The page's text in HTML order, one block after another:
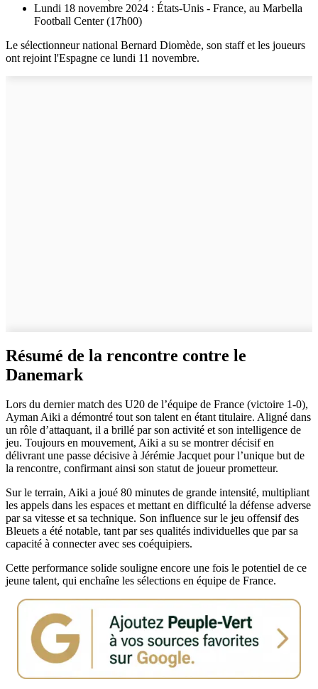
Lundi 18 novembre 2024 : États-Unis - France, au Marbella
Football Center (17h00)
Le sélectionneur national Bernard Diomède, son staff et les joueurs
ont rejoint l'Espagne ce lundi 11 novembre.
Résumé de la rencontre contre le
Danemark
Lors du dernier match des U20 de l’équipe de France (victoire 1-0),
Ayman Aiki a démontré tout son talent en étant titulaire. Aligné dans
un rôle d’attaquant, il a brillé par son activité et son intelligence de
jeu. Toujours en mouvement, Aiki a su se montrer décisif en
délivrant une passe décisive à Jérémie Jacquet pour l’unique but de
la rencontre, confirmant ainsi son statut de joueur prometteur.
Sur le terrain, Aiki a joué 80 minutes de grande intensité, multipliant
les appels dans les espaces et mettant en difficulté la défense adverse
par sa vitesse et sa technique. Son influence sur le jeu offensif des
Bleuets a été notable, tant par ses qualités individuelles que par sa
capacité à connecter avec ses coéquipiers.
Cette performance solide souligne encore une fois le potentiel de ce
jeune talent, qui enchaîne les sélections en équipe de France.